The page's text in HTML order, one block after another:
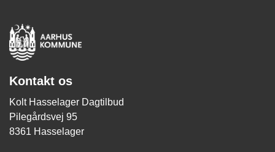
Kontakt os
Kolt Hasselager Dagtilbud
Pilegårdsvej 95
8361 Hasselager